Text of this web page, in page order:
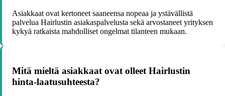
Asiakkaat ovat kertoneet saaneensa nopeaa ja ystävällistä
palvelua Hairlustin asiakaspalvelusta sekä arvostaneet yrityksen
kykyä ratkaista mahdolliset ongelmat tilanteen mukaan.
Mitä mieltä asiakkaat ovat olleet Hairlustin
hinta-laatusuhteesta?